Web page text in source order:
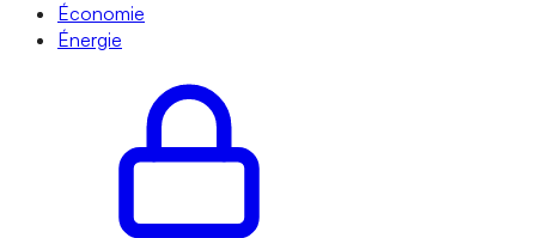
Économie
Énergie